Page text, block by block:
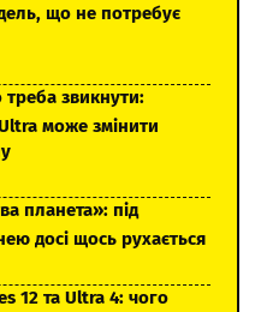
що не потребує
звикнути:
може змінити
планета»: під
досі щось рухається
12 та Ultra 4: чого